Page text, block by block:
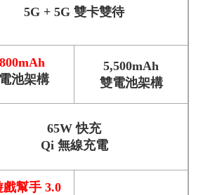
5G + 5G 雙卡雙待
池架構
5,500mAh
雙電池架構
65W 快充
Qi 無線充電
幫手 3.0